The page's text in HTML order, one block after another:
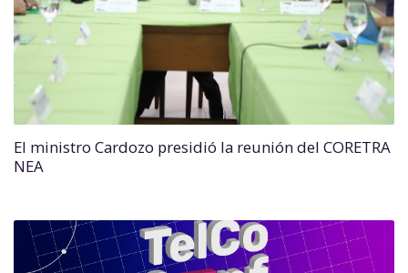
El ministro Cardozo presidió la reunión del CORETRA
NEA